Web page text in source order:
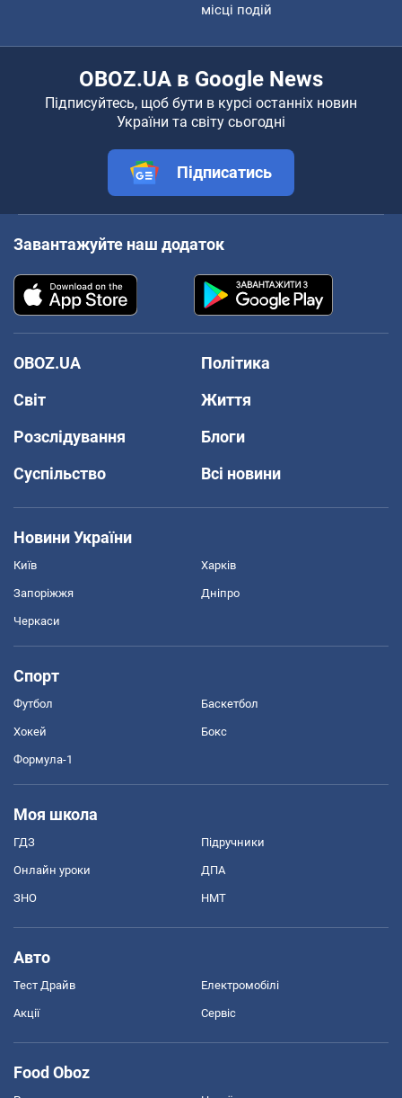
місці подій
OBOZ.UA в Google News
Підписуйтесь, щоб бути в курсі останніх новин
України та світу сьогодні
Підписатись
Завантажуйте наш додаток
OBOZ.UA
Політика
Світ
Життя
Розслідування
Блоги
Суспільство
Всі новини
Новини України
Київ Харків
Запоріжжя Дніпро
Черкаси
Спорт
Футбол Баскетбол
Хокей Бокс
Формула-1
Моя школа
ГДЗ Підручники
Онлайн уроки ДПА
ЗНО НМТ
Авто
Тест Драйв Електромобілі
Акції Сервіс
Food Oboz